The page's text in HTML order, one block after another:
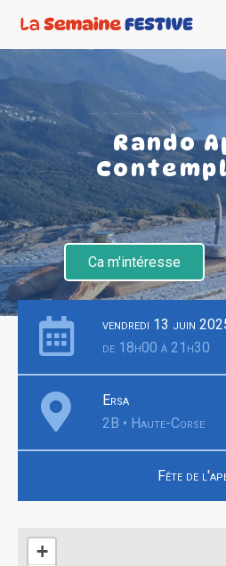
Rando
Ca m'intéresse
vendredi 13 juin
de 18h00 à 21h30
Ersa
2B • Haute-Corse
Fête de
+